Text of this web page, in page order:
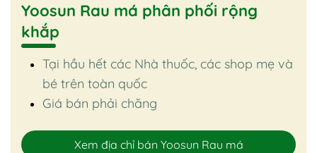
Yoosun Rau má phân phối rộng
khắp
Tại hầu hết các Nhà thuốc, các shop mẹ và
bé trên toàn quốc
Giá bán phải chăng
Xem địa chỉ bán Yoosun Rau má